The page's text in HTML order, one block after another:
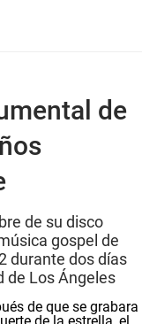
de
de su disco
gospel de
durante dos días
de Los Ángeles